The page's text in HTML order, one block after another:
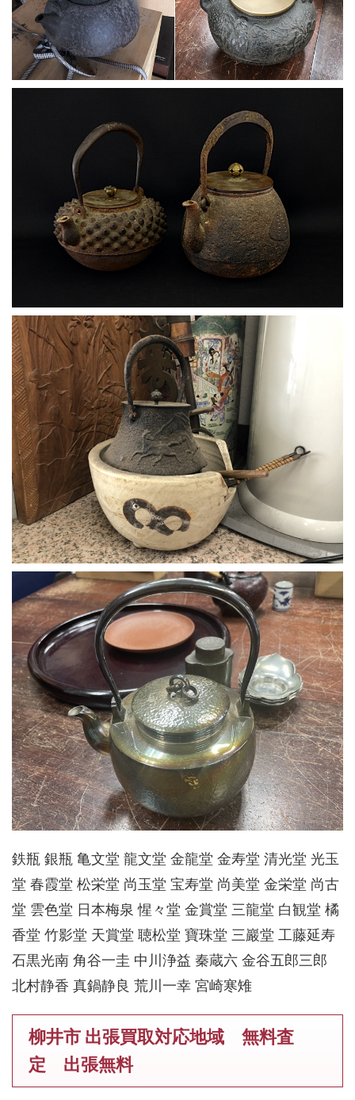
鉄瓶 銀瓶 亀文堂 龍文堂 金龍堂 金寿堂 清光堂 光玉
堂 春霞堂 松栄堂 尚玉堂 宝寿堂 尚美堂 金栄堂 尚古
堂 雲色堂 日本梅泉 惺々堂 金賞堂 三龍堂 白観堂 橘
香堂 竹影堂 天賞堂 聴松堂 寶珠堂 三巖堂 工藤延寿
石黒光南 角谷一圭 中川浄益 秦蔵六 金谷五郎三郎
北村静香 真鍋静良 荒川一幸 宮崎寒雉
柳井市 出張買取対応地域 無料査
定 出張無料